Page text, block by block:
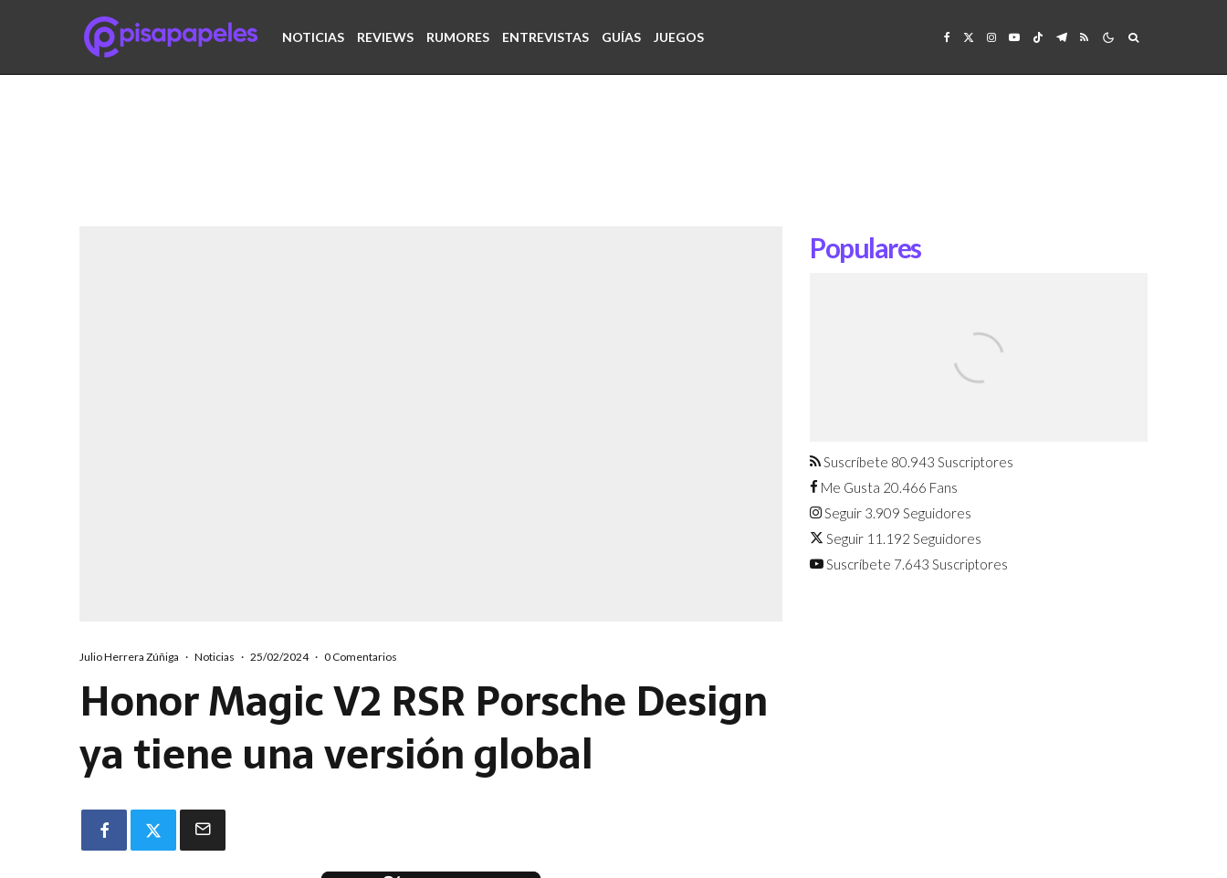
NOTICIAS REVIEWS RUMORES ENTREVISTAS GUÍAS JUEGOS
Julio Herrera Zúñiga · Noticias · 25/02/2024 · 0 Comentarios
Honor Magic V2 RSR Porsche Design
ya tiene una versión global
Populares
agosto
Suscríbete 80.943 Suscriptores
Me Gusta 20.466 Fans
Seguir 3.909 Seguidores
Seguir 11.192 Seguidores
Suscríbete 7.643 Suscriptores